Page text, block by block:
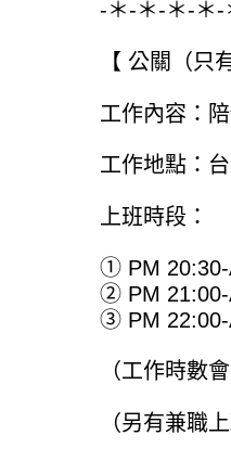
-＊-＊-＊-＊-
【 公關（只
工作內容：
工作地點：
上班時段：
① PM 20:30-
② PM 21:00-
③ PM 22:00-
（工作時數
（另有兼職